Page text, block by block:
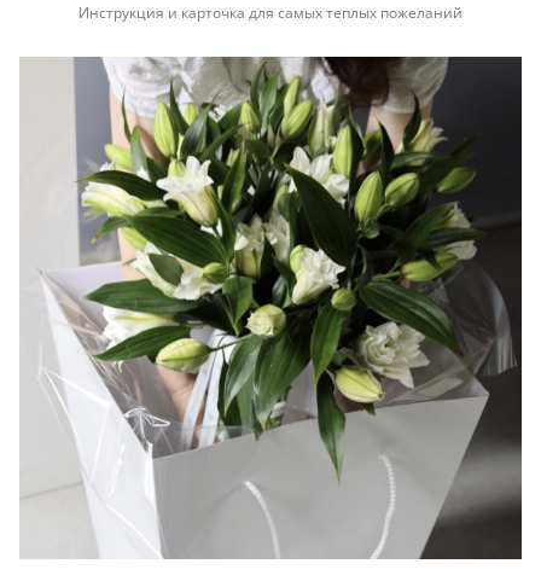
Инструкция и карточка для самых теплых пожеланий